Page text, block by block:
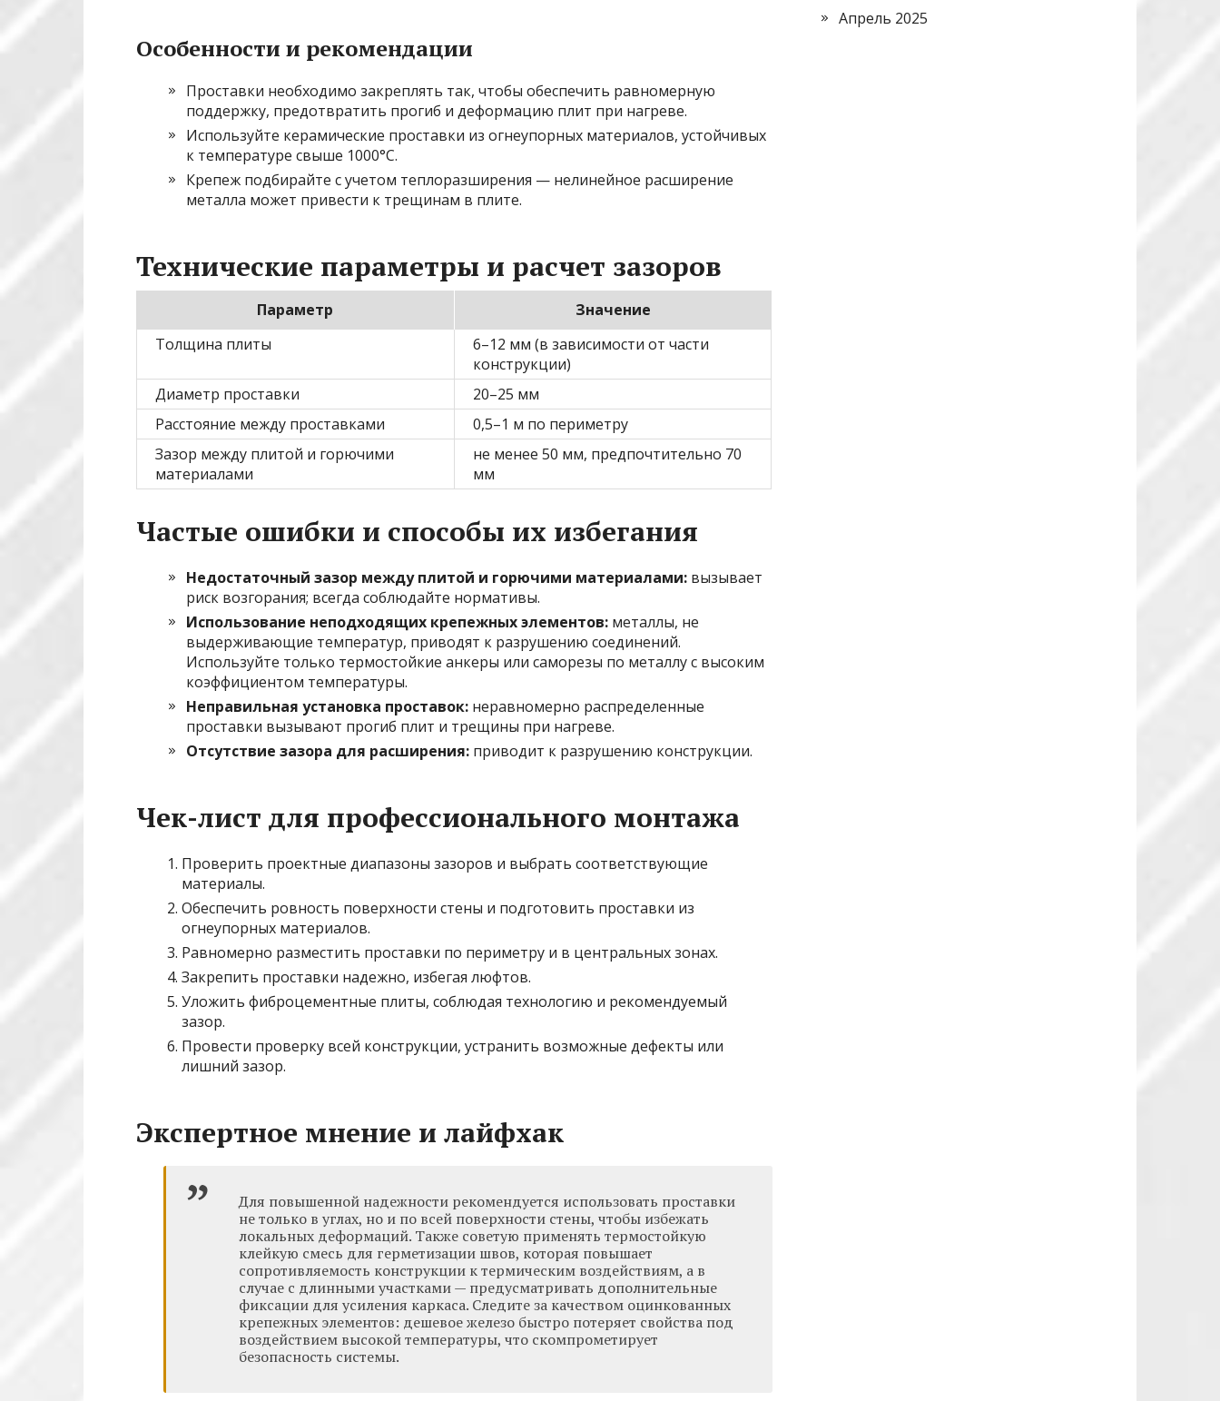
Особенности и рекомендации
Проставки необходимо закреплять так, чтобы обеспечить равномерную
поддержку, предотвратить прогиб и деформацию плит при нагреве.
Используйте керамические проставки из огнеупорных материалов, устойчивых
к температуре свыше 1000°C.
Крепеж подбирайте с учетом теплоразширения — нелинейное расширение
металла может привести к трещинам в плите.
Технические параметры и расчет зазоров
Параметр
Значение
Толщина плиты
6–12 мм (в зависимости от части
конструкции)
Диаметр проставки
20–25 мм
Расстояние между проставками
0,5–1 м по периметру
Зазор между плитой и горючими
материалами
не менее 50 мм, предпочтительно 70
мм
Частые ошибки и способы их избегания
Недостаточный зазор между плитой и горючими материалами: вызывает
риск возгорания; всегда соблюдайте нормативы.
Использование неподходящих крепежных элементов: металлы, не
выдерживающие температур, приводят к разрушению соединений.
Используйте только термостойкие анкеры или саморезы по металлу с высоким
коэффициентом температуры.
Неправильная установка проставок: неравномерно распределенные
проставки вызывают прогиб плит и трещины при нагреве.
Отсутствие зазора для расширения: приводит к разрушению конструкции.
Чек-лист для профессионального монтажа
Проверить проектные диапазоны зазоров и выбрать соответствующие
материалы.
Обеспечить ровность поверхности стены и подготовить проставки из
огнеупорных материалов.
Равномерно разместить проставки по периметру и в центральных зонах.
Закрепить проставки надежно, избегая люфтов.
Уложить фиброцементные плиты, соблюдая технологию и рекомендуемый
зазор.
Провести проверку всей конструкции, устранить возможные дефекты или
лишний зазор.
Экспертное мнение и лайфхак
Для повышенной надежности рекомендуется использовать проставки
не только в углах, но и по всей поверхности стены, чтобы избежать
локальных деформаций. Также советую применять термостойкую
клейкую смесь для герметизации швов, которая повышает
сопротивляемость конструкции к термическим воздействиям, а в
случае с длинными участками — предусматривать дополнительные
фиксации для усиления каркаса. Следите за качеством оцинкованных
крепежных элементов: дешевое железо быстро потеряет свойства под
воздействием высокой температуры, что скомпрометирует
безопасность системы.
Апрель 2025